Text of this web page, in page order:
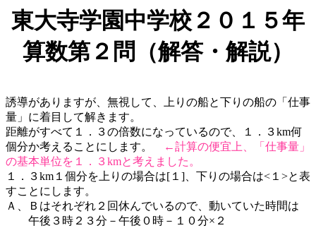
東大寺学園中学校２０１５年
算数第２問（解答・解説）
誘導がありますが、無視して、上りの船と下りの船の「仕事
量」に着目して解きます。
距離がすべて１．３の倍数になっているので、１．３km何
個分か考えることにします。
←計算の便宜上、「仕事量」
の基本単位を１．３kmと考えました。
１．３km１個分を上りの場合は[１]、下りの場合は<１>と表
すことにします。
Ａ、Ｂはそれぞれ２回休んでいるので、動いていた時間は
午後３時２３分－午後０時－１０分×２